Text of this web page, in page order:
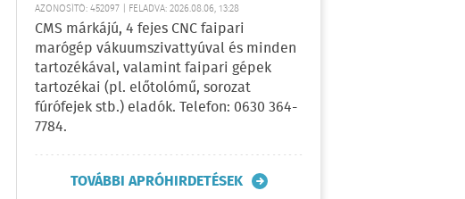
AZONOSÍTÓ: 452097 | FELADVA: 2026.08.06, 13:28
CMS márkájú, 4 fejes CNC faipari
marógép vákuumszivattyúval és minden
tartozékával, valamint faipari gépek
tartozékai (pl. előtolómű, sorozat
fúrófejek stb.) eladók. Telefon: 0630 364-
7784.
TOVÁBBI APRÓHIRDETÉSEK